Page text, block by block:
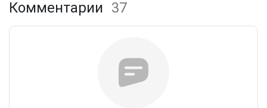
Комментарии 37